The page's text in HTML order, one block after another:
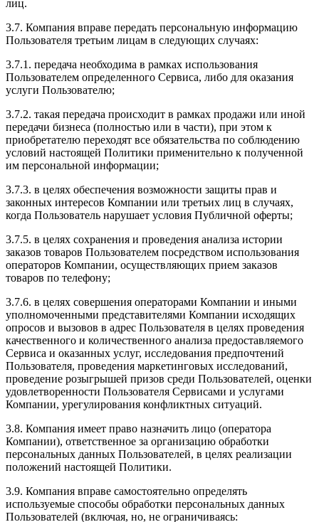
лиц.
3.7. Компания вправе передать персональную информацию
Пользователя третьим лицам в следующих случаях:
3.7.1. передача необходима в рамках использования
Пользователем определенного Сервиса, либо для оказания
услуги Пользователю;
3.7.2. такая передача происходит в рамках продажи или иной
передачи бизнеса (полностью или в части), при этом к
приобретателю переходят все обязательства по соблюдению
условий настоящей Политики применительно к полученной
им персональной информации;
3.7.3. в целях обеспечения возможности защиты прав и
законных интересов Компании или третьих лиц в случаях,
когда Пользователь нарушает условия Публичной оферты;
3.7.5. в целях сохранения и проведения анализа истории
заказов товаров Пользователем посредством использования
операторов Компании, осуществляющих прием заказов
товаров по телефону;
3.7.6. в целях совершения операторами Компании и иными
уполномоченными представителями Компании исходящих
опросов и вызовов в адрес Пользователя в целях проведения
качественного и количественного анализа предоставляемого
Сервиса и оказанных услуг, исследования предпочтений
Пользователя, проведения маркетинговых исследований,
проведение розыгрышей призов среди Пользователей, оценки
удовлетворенности Пользователя Сервисами и услугами
Компании, урегулирования конфликтных ситуаций.
3.8. Компания имеет право назначить лицо (оператора
Компании), ответственное за организацию обработки
персональных данных Пользователей, в целях реализации
положений настоящей Политики.
3.9. Компания вправе самостоятельно определять
используемые способы обработки персональных данных
Пользователей (включая, но, не ограничиваясь: